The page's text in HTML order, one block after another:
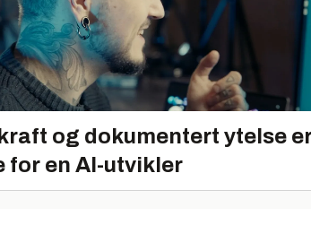
og dokumentert ytelse
for en AI-utvikler